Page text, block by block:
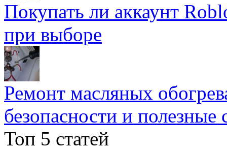
Покупать ли аккаунт
при выборе
Ремонт масляных
безопасности и полезные
Топ 5 статей